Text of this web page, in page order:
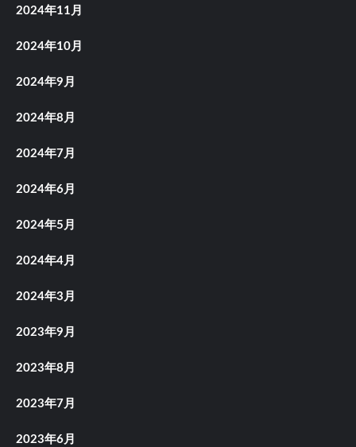
2024年11月
2024年10月
2024年9月
2024年8月
2024年7月
2024年6月
2024年5月
2024年4月
2024年3月
2023年9月
2023年8月
2023年7月
2023年6月